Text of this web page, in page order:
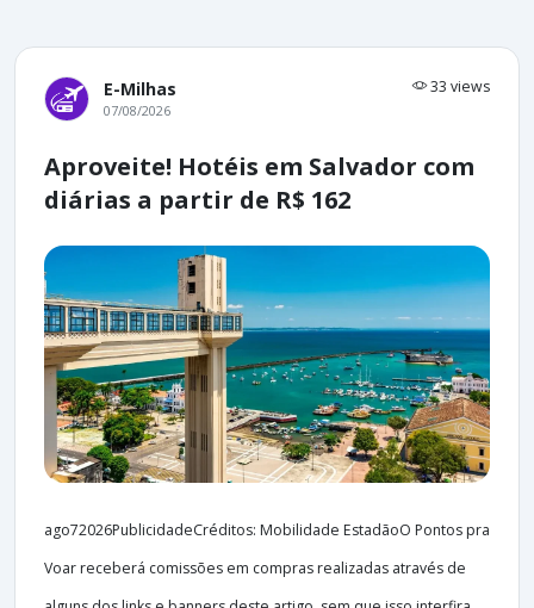
E-Milhas 33 views
07/08/2026
Aproveite! Hotéis em Salvador com
diárias a partir de R$ 162
ago72026PublicidadeCréditos: Mobilidade EstadãoO Pontos pra
Voar receberá comissões em compras realizadas através de